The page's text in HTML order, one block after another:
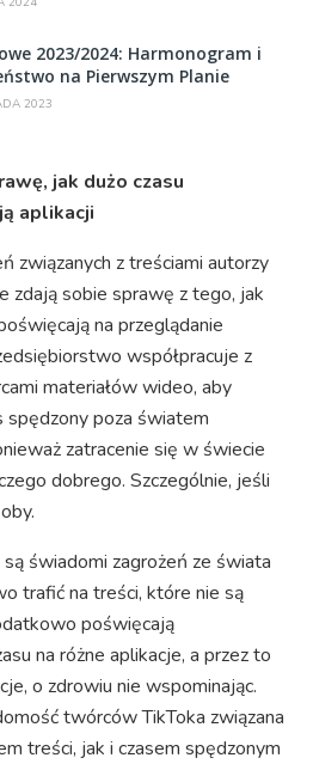
2023/2024: Harmonogram i
na Pierwszym Planie
2023
jak dużo czasu
aplikacji
związanych z treściami autorzy
zdają sobie sprawę z tego, jak
na przeglądanie
współpracuje z
materiałów wideo, aby
poza światem
zatracenie się w świecie
dobrego. Szczególnie, jeśli
świadomi zagrożeń ze świata
trafić na treści, które nie są
poświęcają
na różne aplikacje, a przez to
o zdrowiu nie wspominając.
twórców TikToka związana
treści, jak i czasem spędzonym